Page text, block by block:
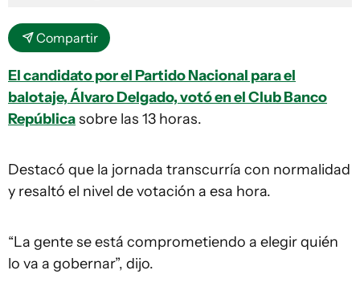
Compartir
El candidato por el Partido Nacional para el
balotaje, Álvaro Delgado, votó en el Club Banco
Repúblicasobre las 13 horas.
Destacó que la jornada transcurría con normalidad
y resaltó el nivel de votación a esa hora.
“La gente se está comprometiendo a elegir quién
lo va a gobernar”, dijo.